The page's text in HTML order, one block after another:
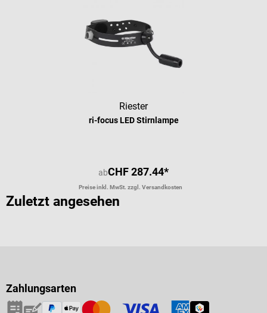
Riester
ri-focus LED Stirnlampe
abCHF 287.44*
Preise inkl. MwSt. zzgl. Versandkosten
Zuletzt angesehen
Zahlungsarten